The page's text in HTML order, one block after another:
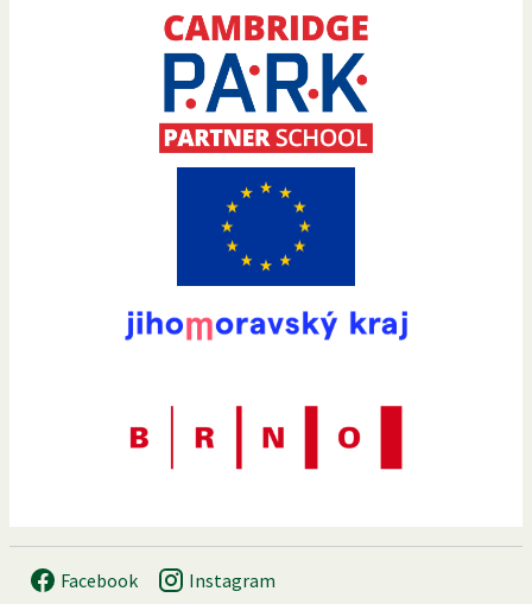
Facebook Instagram